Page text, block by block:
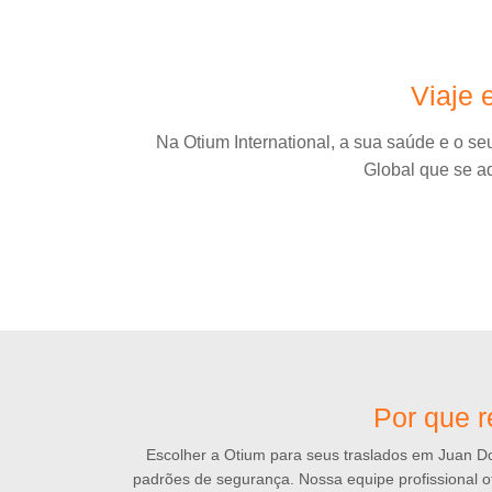
Viaje
Na Otium International, a sua saúde e o
Global que se
Por que
Escolher a Otium para seus traslados em Juan
padrões de segurança. Nossa equipe profissional